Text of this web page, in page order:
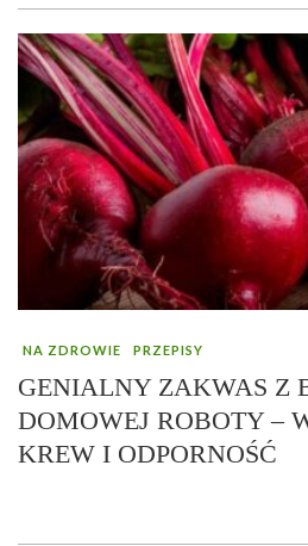
NA ZDROWIE PRZEPISY
GENIALNY ZAKWAS Z
DOMOWEJ ROBOTY –
KREW I ODPORNOŚĆ